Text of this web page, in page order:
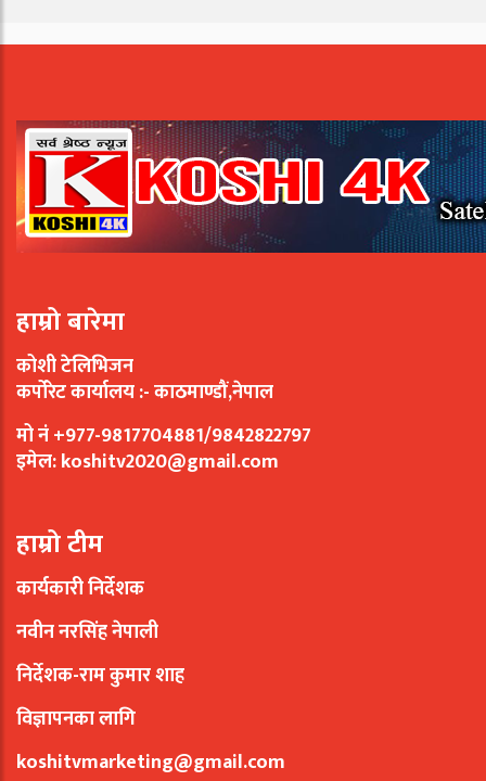
हाम्रो बारेमा
कोशी टेलिभिजन
कर्पोरेट कार्यालय :- काठमाण्डौं,नेपाल
मो नं +977-9817704881/9842822797
इमेल:koshitv2020@gmail.com
हाम्रो टीम
कार्यकारी निर्देशक
नवीन नरसिंह नेपाली
निर्देशक-राम कुमार शाह
विज्ञापनका लागि
koshitvmarketing@gmail.com